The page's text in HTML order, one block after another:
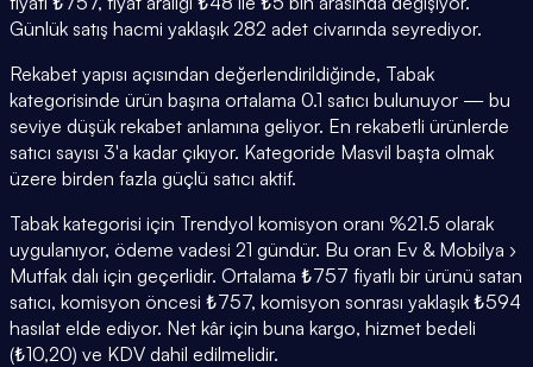
Günlük satış hacmi yaklaşık 282 adet civarında seyrediyor.
Rekabet yapısı açısından değerlendirildiğinde, Tabak
kategorisinde ürün başına ortalama 0.1 satıcı bulunuyor — bu
seviye düşük rekabet anlamına geliyor. En rekabetli ürünlerde
satıcı sayısı 3'a kadar çıkıyor. Kategoride Masvil başta olmak
üzere birden fazla güçlü satıcı aktif.
Tabak kategorisi için Trendyol komisyon oranı %21.5 olarak
uygulanıyor, ödeme vadesi 21 gündür. Bu oran Ev & Mobilya ›
Mutfak dalı için geçerlidir. Ortalama ₺757 fiyatlı bir ürünü satan
satıcı, komisyon öncesi ₺757, komisyon sonrası yaklaşık ₺594
hasılat elde ediyor. Net kâr için buna kargo, hizmet bedeli
(₺10,20) ve KDV dahil edilmelidir.